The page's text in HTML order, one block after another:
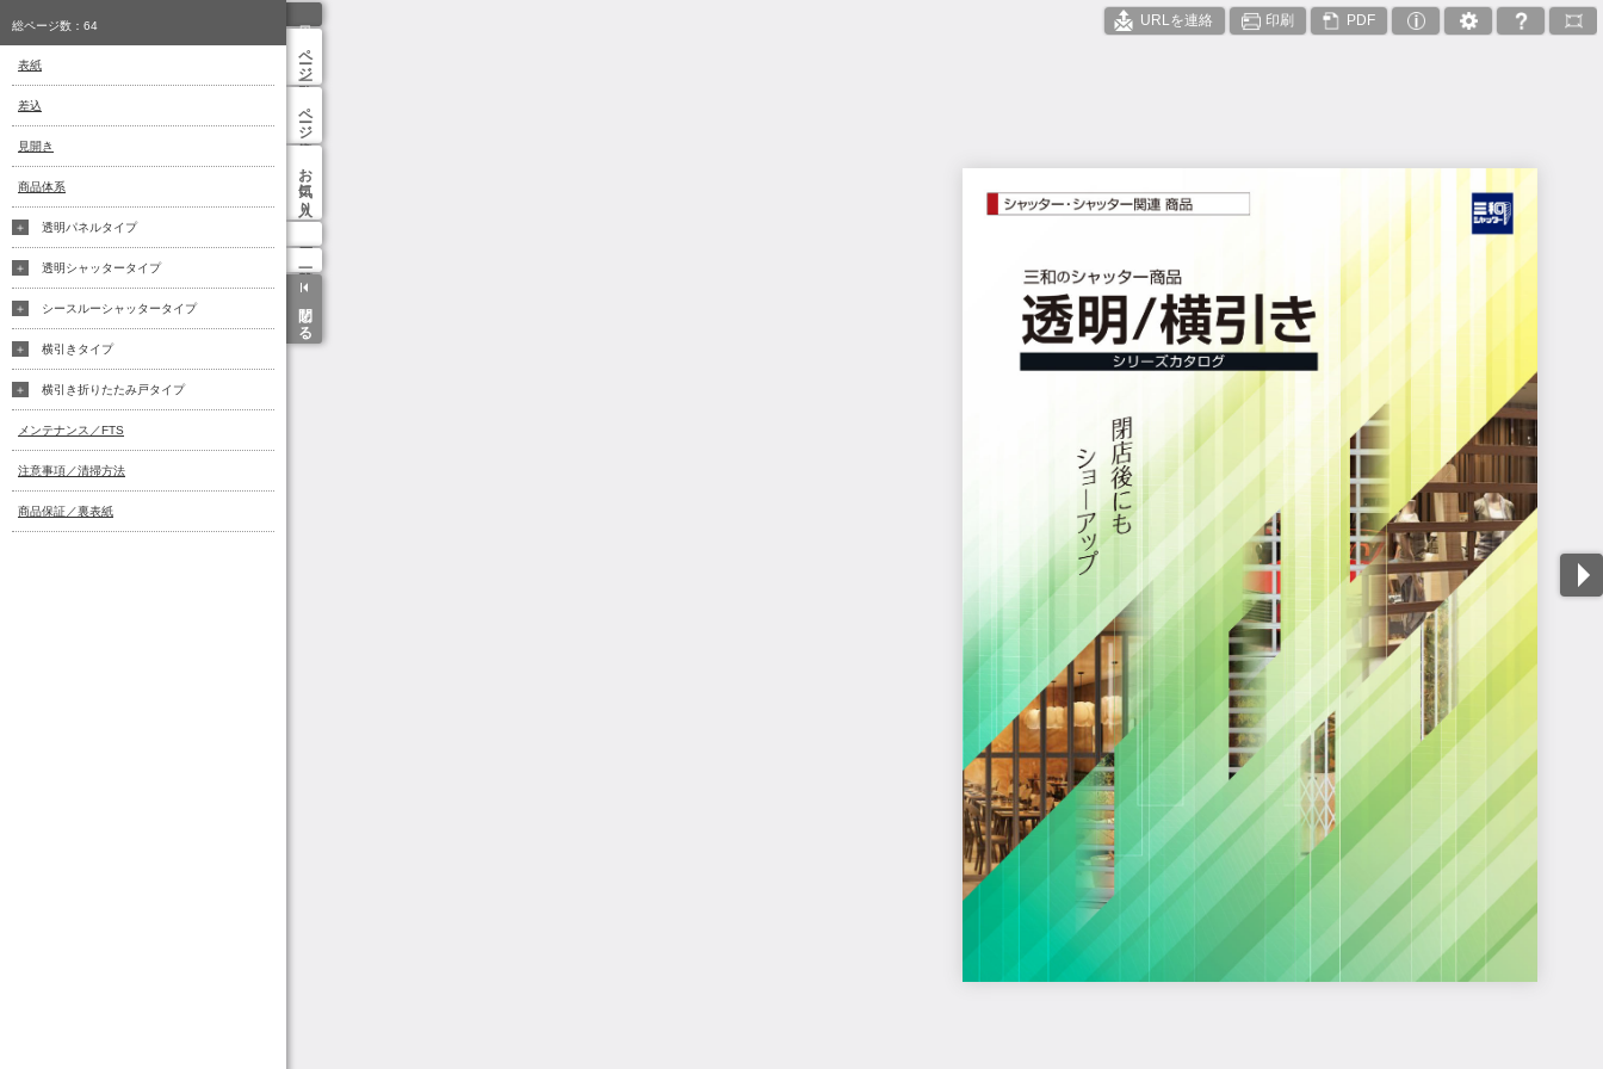
URLを連絡 印刷 PDF
ページ一覧
ページ検索
お気に入り
閉じる
総ページ数： 64
表紙
差込
見開き
商品体系
透明パネルタイプ
透明シャッタータイプ
シースルーシャッタータイプ
横引きタイプ
横引き折りたたみ戸タイプ
メンテナンス／FTS
注意事項／清掃方法
商品保証／裏表紙